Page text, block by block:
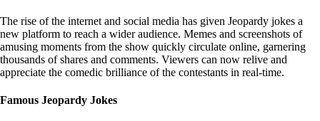
The rise of the internet and social media has given Jeopardy jokes a
new platform to reach a wider audience. Memes and screenshots of
amusing moments from the show quickly circulate online, garnering
thousands of shares and comments. Viewers can now relive and
appreciate the comedic brilliance of the contestants in real-time.
Famous Jeopardy Jokes